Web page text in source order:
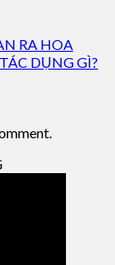
RA HOA
DỤNG GÌ?